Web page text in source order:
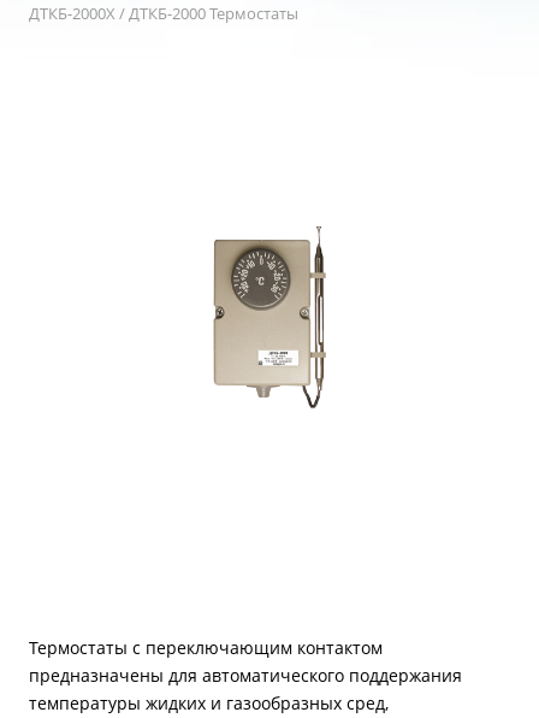
ДТКБ-2000Х / ДТКБ-2000 Термостаты
Термостаты с переключающим контактом
предназначены для автоматического поддержания
температуры жидких и газообразных сред,